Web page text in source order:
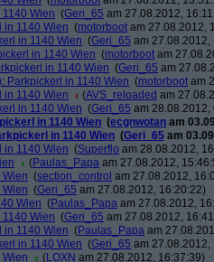
Wien (Geri_65 am 27.08.2012,
in 1140 Wien (motorboot am 27.08.2012,
in 1140 Wien (Geri_65 am 27.08.2012,
in 1140 Wien (motorboot am
in 1140 Wien (Geri_65 am
Parkpickerl in 1140 Wien (motorboot am
in 1140 Wien
(AVS_reloaded am
in 1140 Wien (Geri_65 am 28.08.2012,
in 1140 Wien (ecgnwotan am
in 1140 Wien (Geri_65 am
in 1140 Wien (Superflo am 28.08.2012,
(Paulas_Papa am 27.08.2012,
Wien (section_control am 27.08.2012,
Wien (Geri_65 am 27.08.2012, 16:20:22)
Wien (Paulas_Papa am 27.08.2012,
Wien (Geri_65 am 27.08.2012,
in 1140 Wien (Paulas_Papa am
in 1140 Wien (Geri_65 am 27.08.2012,
Wien
(LOXN am 27.08.2012, 16:37:39)